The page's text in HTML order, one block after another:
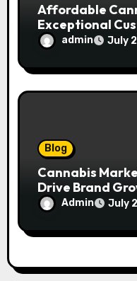
Affordable
Exceptional
admin July
Blog
Cannabis
Drive Brand
TrustAdmin July